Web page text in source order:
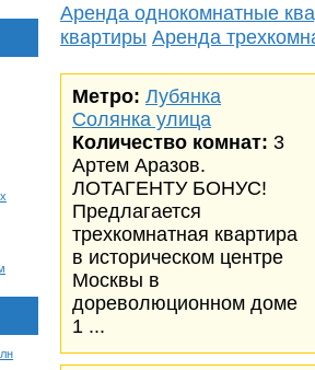
Аренда однокомнатные
квартиры Аренда
Метро: Лубянка
Солянка улица
Количество комнат: 3
Артем Аразов.
ЛОТАГЕНТУ БОНУС!
Предлагается
трехкомнатная квартира
в историческом центре
Москвы в
дореволюционном доме
1 ...